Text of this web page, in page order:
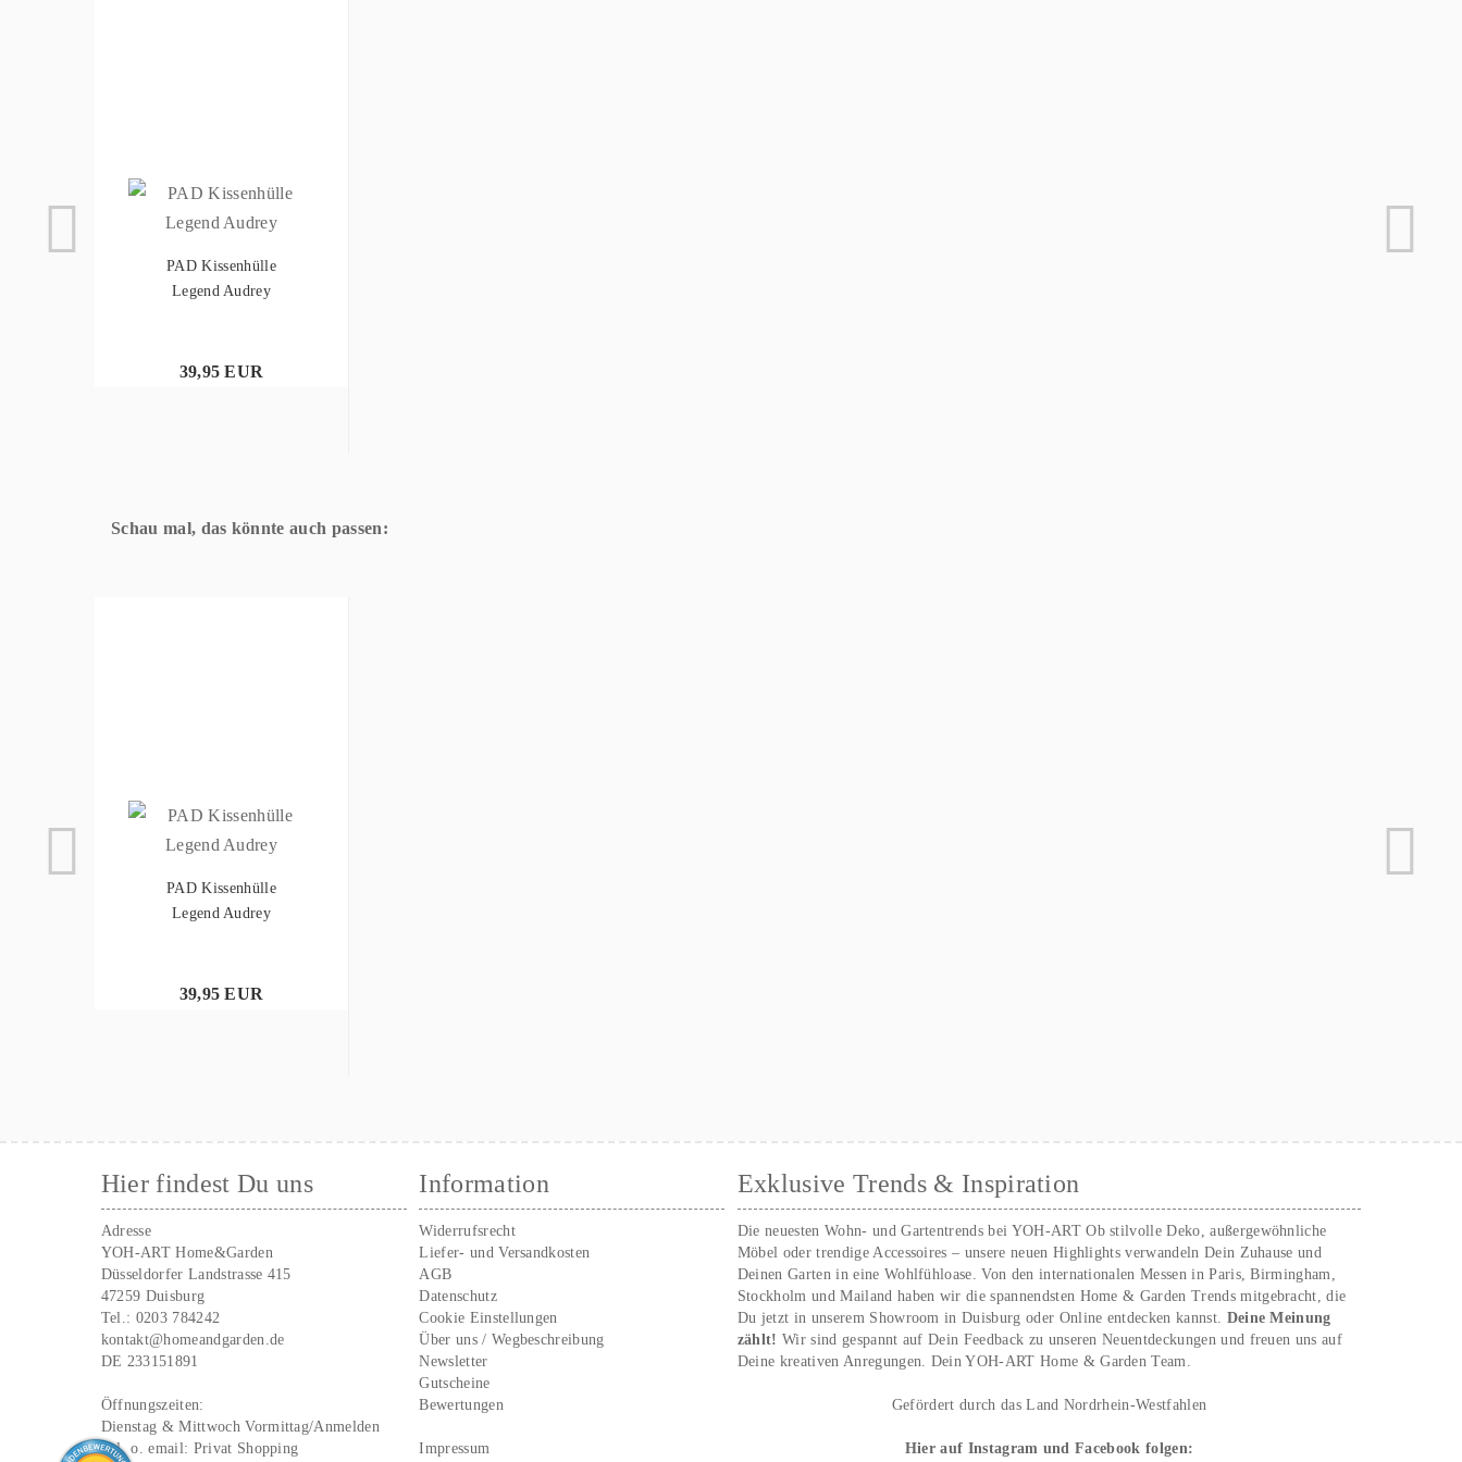
PAD Kissenhülle
Legend Audrey
39,95 EUR
Schau mal, das könnte auch passen:
PAD Kissenhülle
Legend Audrey
39,95 EUR
Hier findest Du uns
Adresse
YOH-ART Home&Garden
Düsseldorfer Landstrasse 415
47259 Duisburg
Tel.: 0203 784242
kontakt@homeandgarden.de
DE 233151891
Öffnungszeiten:
Dienstag & Mittwoch Vormittag/Anmelden
Tel. o. email: Privat Shopping
Information
Widerrufsrecht
Liefer- und Versandkosten
AGB
Datenschutz
Cookie Einstellungen
Über uns / Wegbeschreibung
Newsletter
Gutscheine
Bewertungen
Impressum
Exklusive Trends & Inspiration
Die neuesten Wohn- und Gartentrends bei YOH‑ART Ob stilvolle Deko, außergewöhnliche
Möbel oder trendige Accessoires – unsere neuen Highlights verwandeln Dein Zuhause und
Deinen Garten in eine Wohlfühloase. Von den internationalen Messen in Paris, Birmingham,
Stockholm und Mailand haben wir die spannendsten Home & Garden Trends mitgebracht, die
Du jetzt in unserem Showroom in Duisburg oder Online entdecken kannst. Deine Meinung
zählt!Wir sind gespannt auf Dein Feedback zu unseren Neuentdeckungen und freuen uns auf
Deine kreativen Anregungen. Dein YOH‑ART Home & Garden Team.
Gefördert durch das Land Nordrhein-Westfahlen
Hier auf Instagram und Facebook folgen: